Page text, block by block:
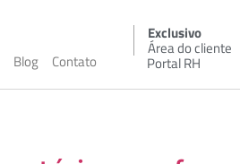
Blog Contato
Exclusivo
Área do cliente
Portal RH